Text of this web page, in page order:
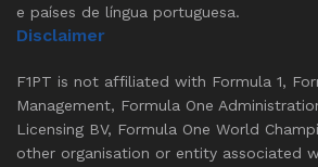
e países de língua portuguesa.
Disclaimer
F1PT is not affiliated with Formula 1,
Management, Formula One
Licensing BV, Formula One World
other organisation or entity associated